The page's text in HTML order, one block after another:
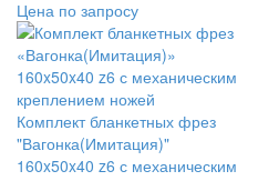
Цена по запросу
Комплект бланкетных фрез
"Вагонка(Имитация)"
160x50x40 z6 с механическим